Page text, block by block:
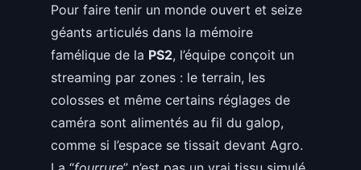
Pour faire tenir un monde ouvert et seize
géants articulés dans la mémoire
famélique de la PS2, l’équipe conçoit un
streaming par zones : le terrain, les
colosses et même certains réglages de
caméra sont alimentés au fil du galop,
comme si l’espace se tissait devant Agro.